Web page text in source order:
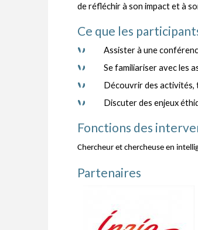
de réfléchir à son impact et à
Ce que les
Assister à une
Se familiariser avec les
Découvrir des activités,
Discuter des enjeux
Fonctions des
Chercheur et chercheuse en
Partenaires